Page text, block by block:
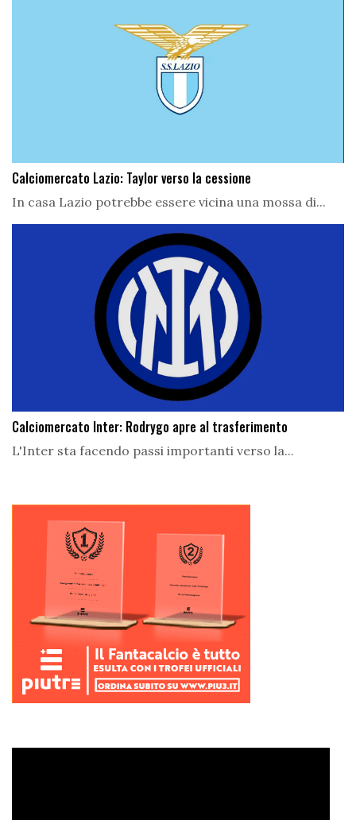
Calciomercato Lazio: Taylor verso la cessione
In casa Lazio potrebbe essere vicina una mossa di...
Calciomercato Inter: Rodrygo apre al trasferimento
L'Inter sta facendo passi importanti verso la...